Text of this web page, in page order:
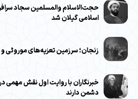
حجت‌الاسلام والمسلمین سجاد
اسلامی گیلان شد
زنجان؛ سرزمین تعزیه‌های موروثی و
خبرنگاران با روایت اول نقش مهمی
دشمن دارند